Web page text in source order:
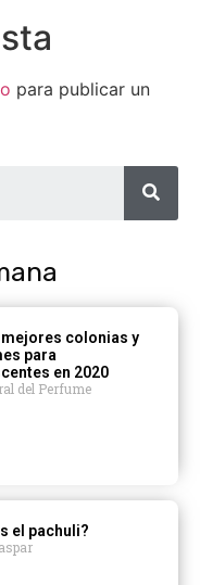
para publicar un
mejores colonias y
para
en 2020
del Perfume
el pachuli?